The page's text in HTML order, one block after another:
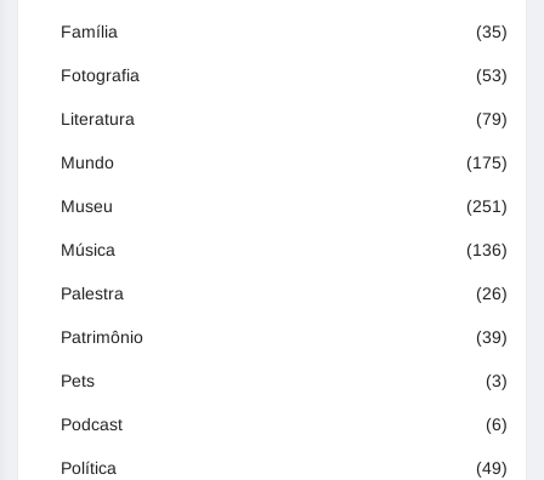
Família (35)
Fotografia (53)
Literatura (79)
Mundo (175)
Museu (251)
Música (136)
Palestra (26)
Patrimônio (39)
Pets (3)
Podcast (6)
Política (49)